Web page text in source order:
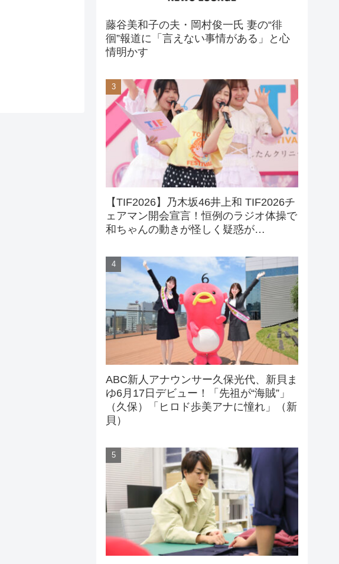
藤谷美和子の夫・岡村俊一氏 妻の“徘
徊”報道に「言えない事情がある」と心
情明かす
【TIF2026】乃木坂46井上和 TIF2026チ
ェアマン開会宣言！恒例のラジオ体操で
和ちゃんの動きが怪しく疑惑が…
ABC新人アナウンサー久保光代、新貝ま
ゆ6月17日デビュー！「先祖が“海賊”」
（久保）「ヒロド歩美アナに憧れ」（新
貝）